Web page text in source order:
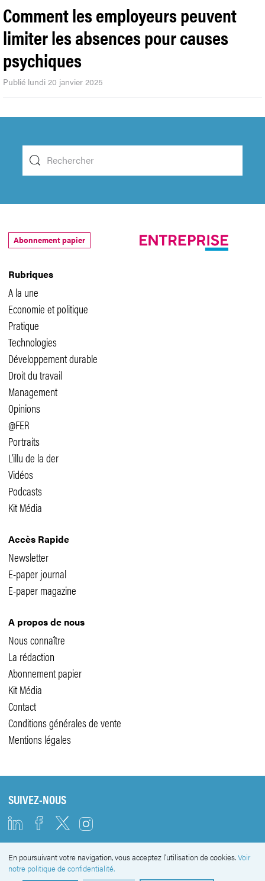
Comment les employeurs peuvent
limiter les absences pour causes
psychiques
Publié lundi 20 janvier 2025
Rubriques
A la une
Economie et politique
Pratique
Technologies
Développement durable
Droit du travail
Management
Opinions
@FER
Portraits
L'illu de la der
Vidéos
Podcasts
Kit Média
Accès Rapide
Newsletter
E-paper journal
E-paper magazine
A propos de nous
Nous connaître
La rédaction
Abonnement papier
Kit Média
Contact
Conditions générales de vente
Mentions légales
Abonnement papier
SUIVEZ-NOUS
NEWSLETTER
En poursuivant votre navigation, vous acceptez l'utilisation de cookies.Voir
notre politique de confidentialité.